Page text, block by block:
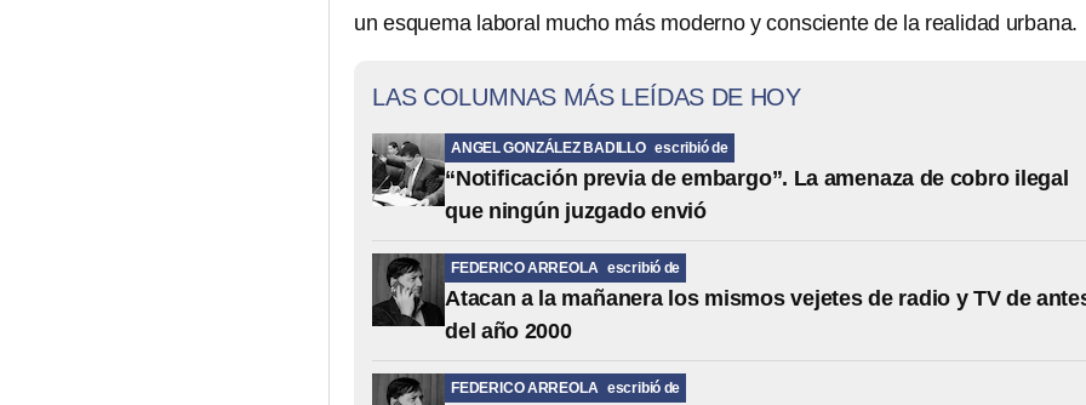
un esquema laboral mucho más moderno y consciente de la realidad urbana.
LAS COLUMNAS MÁS LEÍDAS DE HOY
ANGEL GONZÁLEZ BADILLO escribió de
“Notificación previa de embargo”. La amenaza de cobro ilegal
que ningún juzgado envió
FEDERICO ARREOLA escribió de
Atacan a la mañanera los mismos vejetes de radio y TV de
del año 2000
FEDERICO ARREOLA escribió de